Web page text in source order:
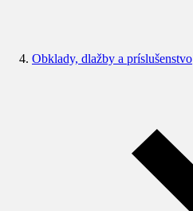
Obklady, dlažby a príslušenstvo